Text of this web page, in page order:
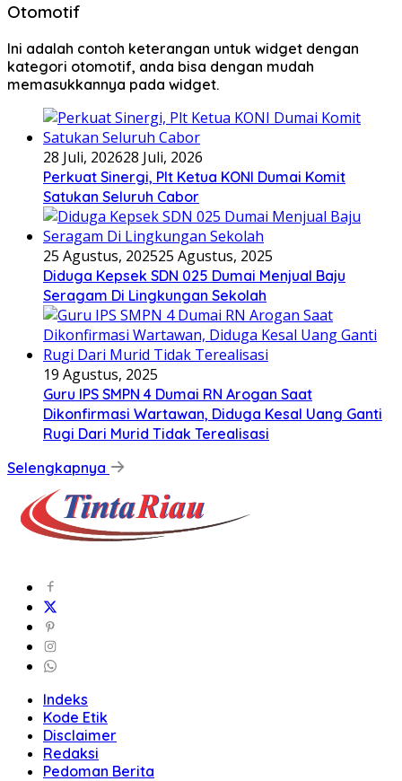
Otomotif
Ini adalah contoh keterangan untuk widget dengan
kategori otomotif, anda bisa dengan mudah
memasukkannya pada widget.
28 Juli, 202628 Juli, 2026
Perkuat Sinergi, Plt Ketua KONI Dumai Komit
Satukan Seluruh Cabor
25 Agustus, 202525 Agustus, 2025
Diduga Kepsek SDN 025 Dumai Menjual Baju
Seragam Di Lingkungan Sekolah
19 Agustus, 2025
Guru IPS SMPN 4 Dumai RN Arogan Saat
Dikonfirmasi Wartawan, Diduga Kesal Uang Ganti
Rugi Dari Murid Tidak Terealisasi
Selengkapnya
Indeks
Kode Etik
Disclaimer
Redaksi
Pedoman Berita